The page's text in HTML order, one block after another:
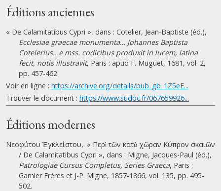
Éditions anciennes
« De Calamitatibus Cypri », dans : Cotelier, Jean-Baptiste (éd.),
Ecclesiae graecae monumenta… Johannes Baptista
Cotelerius.. e mss. codicibus produxit in lucem, latina
fecit, notis illustravit, Paris : apud F. Muguet, 1681, vol. 2,
pp. 457-462.
Voir en ligne : https://archive.org/details/bub_gb_1Z5eE...
Trouver le document : https://www.sudoc.fr/067659926...
Éditions modernes
Νεοφύτου Ἐγκλείστου,. « Περὶ τῶν κατὰ χῶραν Κύπρον σκαιῶν
/ De Calamitatibus Cypri », dans : Migne, Jacques-Paul (éd.),
Patrologiae Cursus Completus, Series Graeca, Paris :
Garnier Frères et J-P. Migne, 1857-1866, vol. 135, pp. 495-
502.